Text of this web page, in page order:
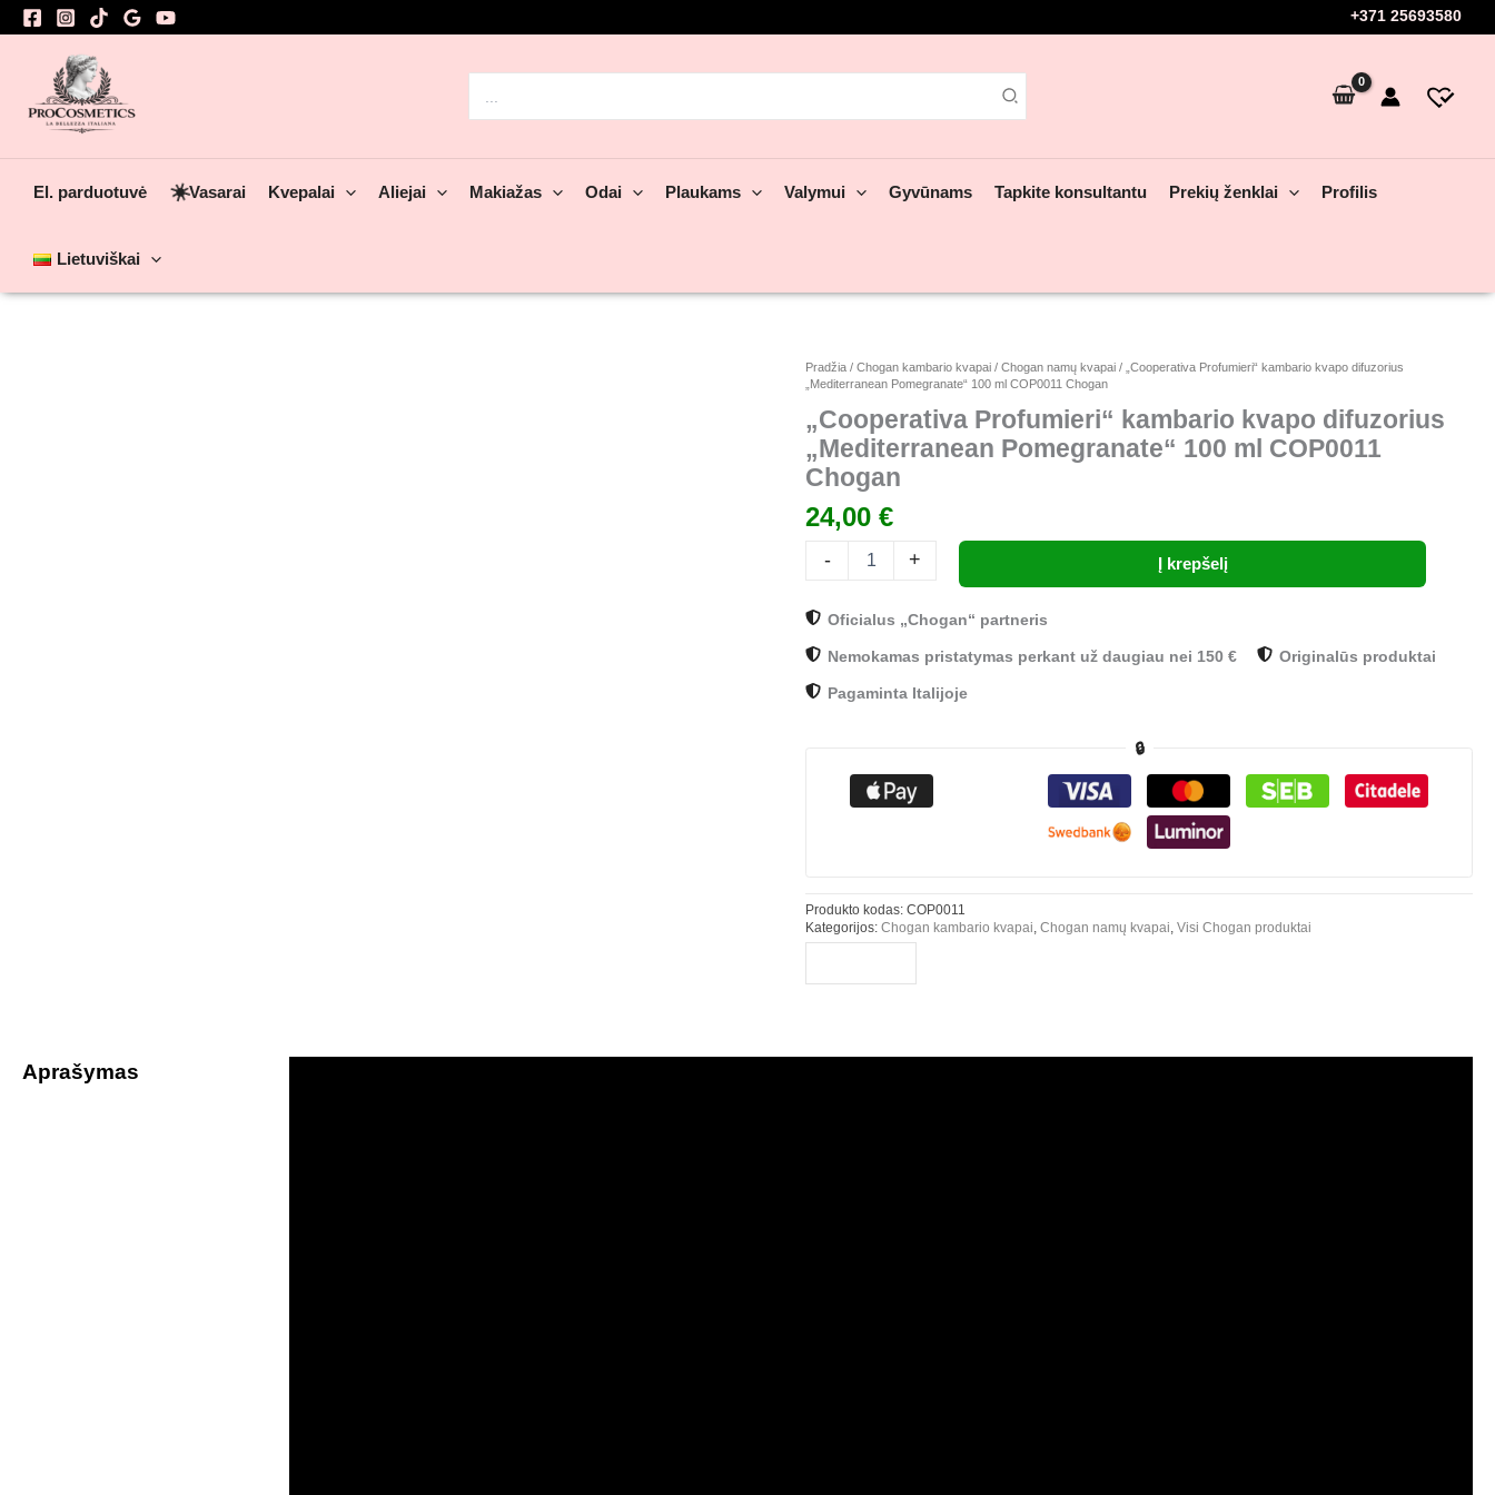
Pereiti
prie
+371 25693580
for:
El. parduotuvė ☀️Vasarai Kvepalai Aliejai Makiažas Odai Plaukams Valymui Gyvūnams Tapkite konsultantu Prekių ženklai Profilis
Lietuviškai
Pradžia /Chogan kambario kvapai /Chogan namų kvapai / „Cooperativa Profumieri“ kambario kvapo difuzorius
„Mediterranean Pomegranate“ 100 ml COP0011 Chogan
„Cooperativa Profumieri“ kambario kvapo difuzorius
„Mediterranean Pomegranate“ 100 ml COP0011
Chogan
24,00€
-
produkto
kiekis:
„Cooperativa
Profumieri“
kambario
kvapo
„Mediterranean
COP0011
+ Į krepšelį
Oficialus „Chogan“ partneris
Nemokamas pristatymas perkant už daugiau nei 150 € Originalūs produktai
Pagaminta Italijoje
🔒
Produkto kodas:COP0011
Kategorijos:Chogan kambario kvapai ,Chogan namų kvapai ,Visi Chogan produktai
Aprašymas